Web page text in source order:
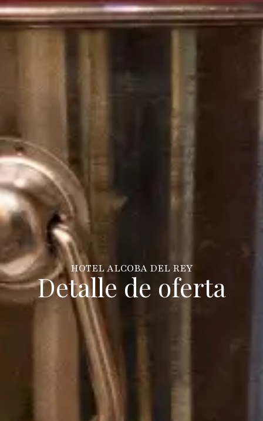
HOTEL ALCOBA DEL REY
Detalle de oferta